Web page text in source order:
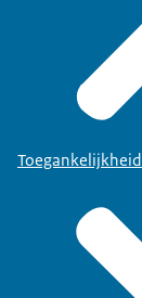
Toegankelijkheid